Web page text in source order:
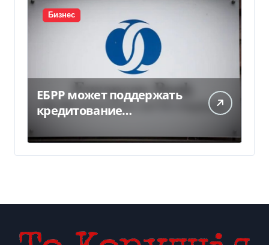
Бизнес
ЕБРР может поддержать
кредитование
300 млн евро — Delo.ua